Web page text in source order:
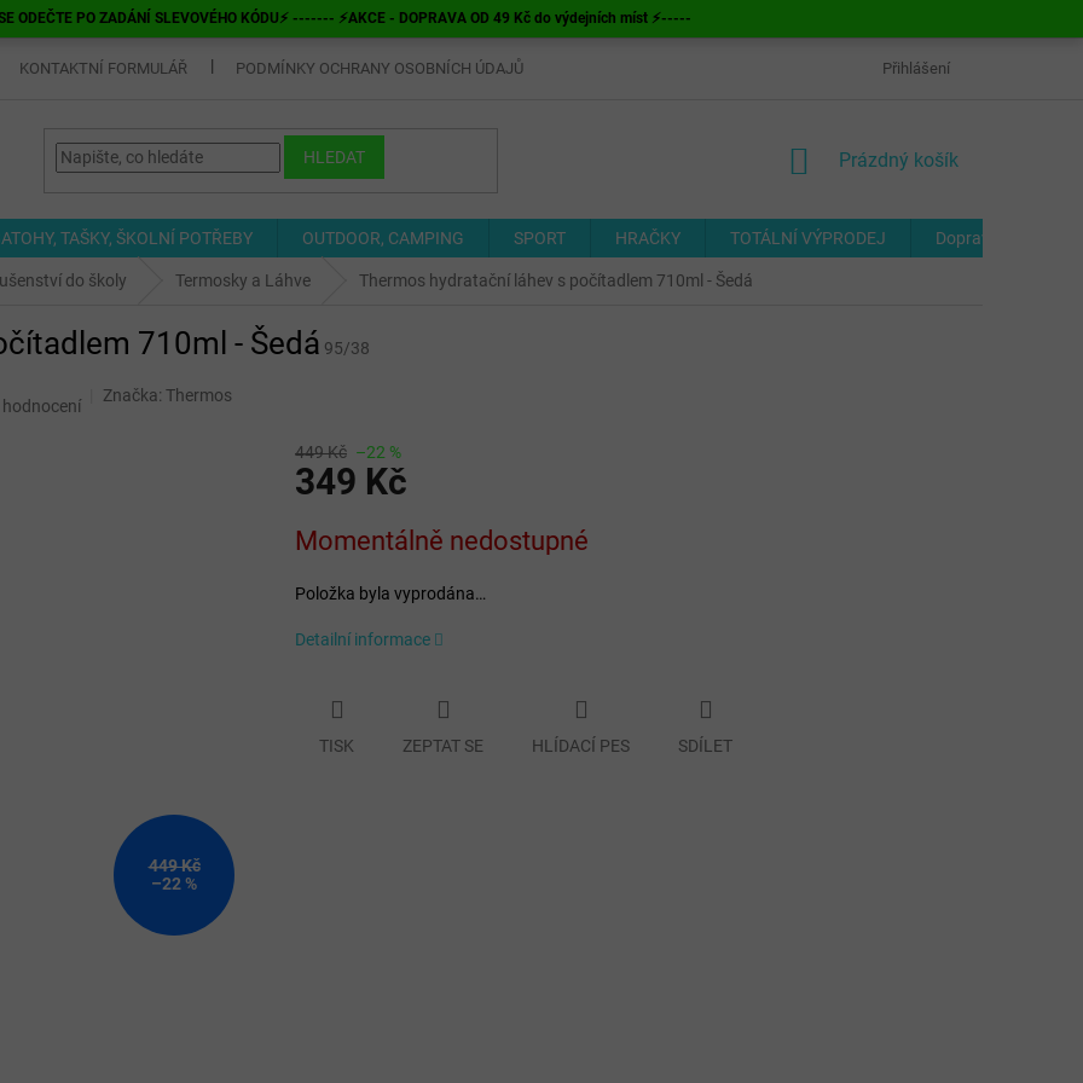
ODEČTE PO ZADÁNÍ SLEVOVÉHO KÓDU⚡ ------- ⚡AKCE - DOPRAVA OD 49 Kč do výdejních míst ⚡-----
KONTAKTNÍ FORMULÁŘ PODMÍNKY OCHRANY OSOBNÍCH ÚDAJŮ ODSTOUPENÍ OD SMLOUVY
Přihlášení
HLEDAT
NÁKUPNÍ
Prázdný košík
TAŠKY, ŠKOLNÍ POTŘEBY OUTDOOR, CAMPING SPORT HRAČKY TOTÁLNÍ VÝPRODEJ Doprava a platba
do školy Termosky a Láhve Thermos hydratační láhev s počítadlem 710ml - Šedá
710ml - Šedá 95/38
Značka: Thermos
449 Kč
–22 %
449 Kč –22 %
349 Kč
cena:
Momentálně nedostupné
Položka byla vyprodána…
Detailní informace
TISK ZEPTAT SE HLÍDACÍ PES SDÍLET